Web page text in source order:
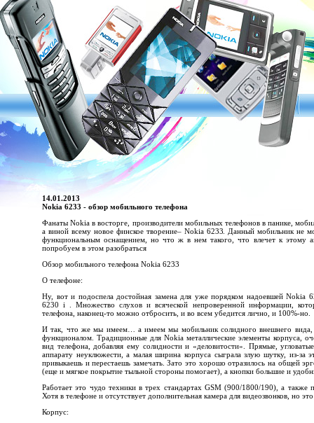
14.01.2013
Nokia 6233 - обзор мобильного телефона
Фанаты Nokia в восторге, производители мобильных телефонов в панике,
а виной всему новое финское творение– Nokia 6233. Данный мобильник не
функциональным оснащением, но что ж в нем такого, что влечет к этому
попробуем в этом разобраться
Обзор мобильного телефона Nokia 6233
О телефоне:
Ну, вот и подоспела достойная замена для уже порядком надоевшей Nokia
6230 i . Множество слухов и всяческой непроверенной информации,
телефона, наконец-то можно отбросить, и во всем убедится лично, и 100%-но.
И так, что же мы имеем… а имеем мы мобильник солидного внешнего вида,
функционалом. Традиционные для Nokia металлические элементы корпуса,
вид телефона, добавляя ему солидности и «деловитости». Прямые,
аппарату неуклюжести, а малая ширина корпуса сыграла злую шутку, из-
привыкаешь и перестаешь замечать. Зато это хорошо отразилось на общей
(еще и мягкое покрытие тыльной стороны помогает), а кнопки большие и
Работает это чудо техники в трех стандартах GSM (900/1800/190), а также
Хотя в телефоне и отсутствует дополнительная камера для видеозвонков, но
Корпус: